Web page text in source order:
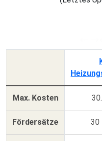
Max. Kosten
Fördersätze 30